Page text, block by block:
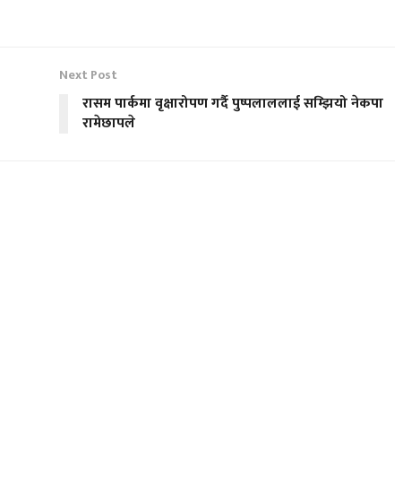
Next Post
रासम पार्कमा वृक्षारोपण गर्दै पुष्पलाललाई सम्झियो नेकपा
रामेछापले